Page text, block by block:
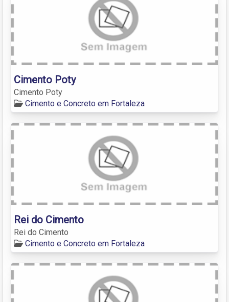
Cimento Poty
Cimento Poty
Cimento e Concreto em Fortaleza
Rei do Cimento
Rei do Cimento
Cimento e Concreto em Fortaleza